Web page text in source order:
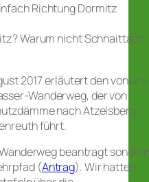
Richtung Dormitz
Warum nicht Schnaittach
2017 erläutert den von uns
Wanderweg, der von
nach Atzelsberg
führt.
beantragt
(Antrag). Wir hatten